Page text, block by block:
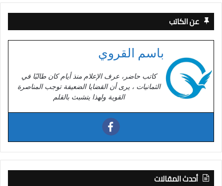
عن الكاتب
باسم القروي
كاتب حاضر، عرف الإعلام منذ أيام كان طالبًا في
الثمانيات ، يرى أن القضايا الضعيفة توجب المناصرة
القوية ولهذا يتشبث بالقلم
أحدث المقالات